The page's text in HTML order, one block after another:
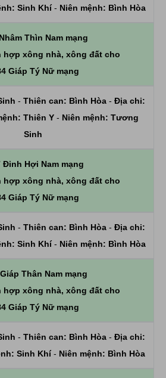
Sinh Khí- Niên mệnh: Bình Hòa
Thìn Nam mạng
xông nhà, xông đất cho
Giáp Tý Nữ mạng
- Thiên can: Bình Hòa - Địa chi:
Thiên Y - Niên mệnh: Tương
Sinh
Đinh Hợi Nam mạng
xông nhà, xông đất cho
Giáp Tý Nữ mạng
- Thiên can: Bình Hòa - Địa chi:
Sinh Khí- Niên mệnh: Bình Hòa
Thân Nam mạng
xông nhà, xông đất cho
Giáp Tý Nữ mạng
- Thiên can: Bình Hòa - Địa chi:
Sinh Khí- Niên mệnh: Bình Hòa